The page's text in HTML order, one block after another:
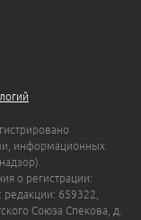
информационных
о регистрации:
659322,
Союза Спекова, д.